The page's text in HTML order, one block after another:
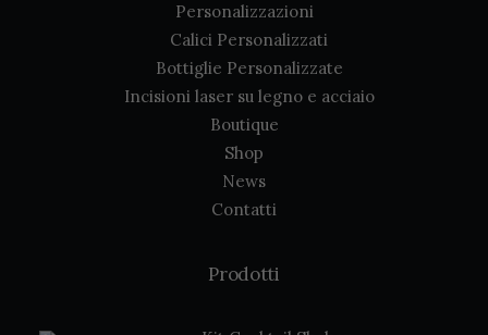
Personalizzazioni
Calici Personalizzati
Bottiglie Personalizzate
Incisioni laser su legno e acciaio
Boutique
Shop
News
Contatti
Prodotti